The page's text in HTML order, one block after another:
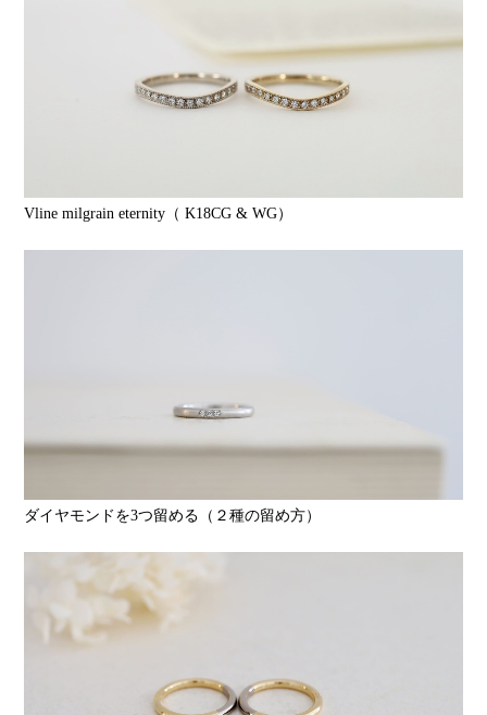
Vline milgrain eternity（ K18CG & WG）
ダイヤモンドを3つ留める（２種の留め方）